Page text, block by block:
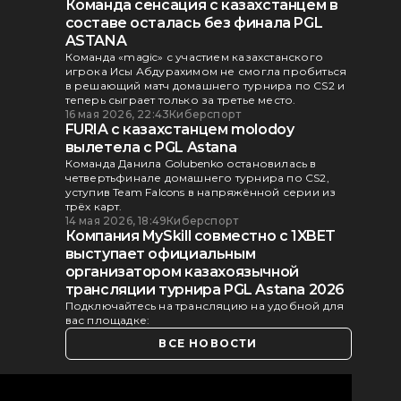
Команда сенсация с казахстанцем в
составе осталась без финала PGL
ASTANA
Команда «magic» с участием казахстанского
игрока Исы Абдурахимом не смогла пробиться
в решающий матч домашнего турнира по CS2 и
теперь сыграет только за третье место.
16 мая 2026, 22:43Киберспорт
FURIA с казахстанцем molodoy
вылетела с PGL Astana
Команда Данила Golubenko остановилась в
четвертьфинале домашнего турнира по CS2,
уступив Team Falcons в напряжённой серии из
трёх карт.
14 мая 2026, 18:49Киберспорт
Компания MySkill совместно с 1XBET
выступает официальным
организатором казахоязычной
трансляции турнира PGL Astana 2026
Подключайтесь на трансляцию на удобной для
вас площадке:
ВСЕ НОВОСТИ